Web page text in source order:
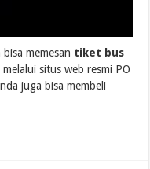
bisa memesan tiket bus
situs web resmi PO
juga bisa membeli